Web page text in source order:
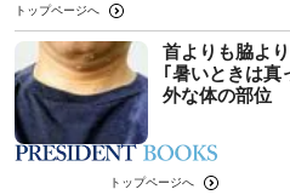
トップページへ
首よりも脇よ
｢暑いときは真
外な体の部位
トップページへ